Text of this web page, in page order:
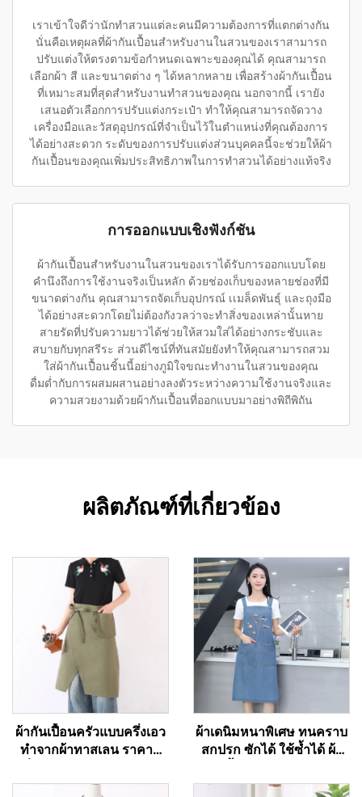
เราเข้าใจดีว่านักทำสวนแต่ละคนมีความต้องการที่แตกต่างกัน
นั่นคือเหตุผลที่ผ้ากันเปื้อนสำหรับงานในสวนของเราสามารถ
ปรับแต่งให้ตรงตามข้อกำหนดเฉพาะของคุณได้ คุณสามารถ
เลือกผ้า สี และขนาดต่าง ๆ ได้หลากหลาย เพื่อสร้างผ้ากันเปื้อน
ที่เหมาะสมที่สุดสำหรับงานทำสวนของคุณ นอกจากนี้ เรายัง
เสนอตัวเลือกการปรับแต่งกระเป๋า ทำให้คุณสามารถจัดวาง
เครื่องมือและวัสดุอุปกรณ์ที่จำเป็นไว้ในตำแหน่งที่คุณต้องการ
ได้อย่างสะดวก ระดับของการปรับแต่งส่วนบุคคลนี้จะช่วยให้ผ้า
กันเปื้อนของคุณเพิ่มประสิทธิภาพในการทำสวนได้อย่างแท้จริง
การออกแบบเชิงฟังก์ชัน
ผ้ากันเปื้อนสำหรับงานในสวนของเราได้รับการออกแบบโดย
คำนึงถึงการใช้งานจริงเป็นหลัก ด้วยช่องเก็บของหลายช่องที่มี
ขนาดต่างกัน คุณสามารถจัดเก็บอุปกรณ์ เเมล็ดพันธุ์ และถุงมือ
ได้อย่างสะดวกโดยไม่ต้องกังวลว่าจะทำสิ่งของเหล่านั้นหาย
สายรัดที่ปรับความยาวได้ช่วยให้สวมใส่ได้อย่างกระชับและ
สบายกับทุกสรีระ ส่วนดีไซน์ที่ทันสมัยยังทำให้คุณสามารถสวม
ใส่ผ้ากันเปื้อนชิ้นนี้อย่างภูมิใจขณะทำงานในสวนของคุณ
ดื่มด่ำกับการผสมผสานอย่างลงตัวระหว่างความใช้งานจริงและ
ความสวยงามด้วยผ้ากันเปื้อนที่ออกแบบมาอย่างพิถีพิถัน
ผลิตภัณฑ์ที่เกี่ยวข้อง
ผ้ากันเปื้อนครัวแบบครึ่งเอว
ทำจากผ้าทาสเลน ราคาดี
ตามต้องการ กระเป๋าสีเขียว
ผ้าเดนิมหนาพิเศษ ทนคราบ
สกปรก ซักได้ ใช้ซ้ำได้ ผ้า
ครัว และงานในที่ทำงาน